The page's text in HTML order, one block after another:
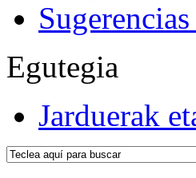
Egutegia
Jarduerak